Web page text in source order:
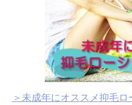
＞未成年にオススメ抑毛ロ